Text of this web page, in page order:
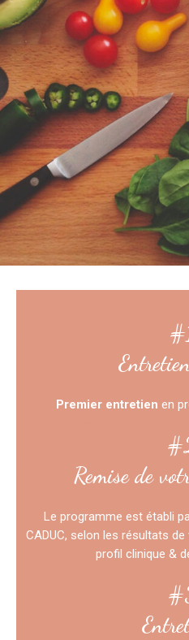
Premier entretien en
Remise de
Le programme est établi
CADUC, selon les résultats
profil clinique &